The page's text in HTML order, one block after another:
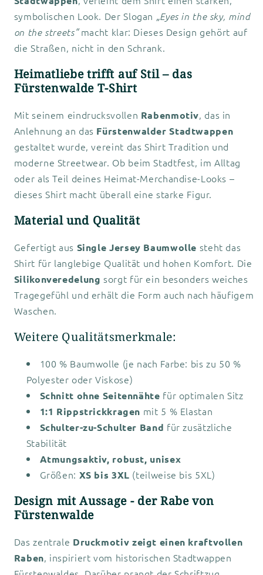
symbolischen Look. Der Slogan
„Eyes in the sky, mind
on the streets“macht klar: Dieses Design gehört auf
die Straßen, nicht in den Schrank.
Heimatliebe trifft auf Stil – das
Fürstenwalde T-Shirt
Mit seinem eindrucksvollen Rabenmotiv, das in
Anlehnung an das Fürstenwalder Stadtwappen
gestaltet wurde, vereint das Shirt Tradition und
moderne Streetwear. Ob beim Stadtfest, im Alltag
oder als Teil deines Heimat-Merchandise-Looks –
dieses Shirt macht überall eine starke Figur.
Material und Qualität
Gefertigt aus Single Jersey Baumwolle steht das
Shirt für langlebige Qualität und hohen Komfort. Die
Silikonveredelung sorgt für ein besonders weiches
Tragegefühl und erhält die Form auch nach häufigem
Waschen.
Weitere Qualitätsmerkmale:
100 % Baumwolle (je nach Farbe: bis zu 50 %
Polyester oder Viskose)
Schnitt ohne Seitennähte für optimalen Sitz
1:1 Rippstrickkragen mit 5 % Elastan
Schulter-zu-Schulter Band für zusätzliche
Stabilität
Atmungsaktiv, robust, unisex
Größen: XS bis 3XL (teilweise bis 5XL)
Design mit Aussage - der Rabe von
Fürstenwalde
Das zentrale Druckmotiv zeigt einen kraftvollen
Raben, inspiriert vom historischen Stadtwappen